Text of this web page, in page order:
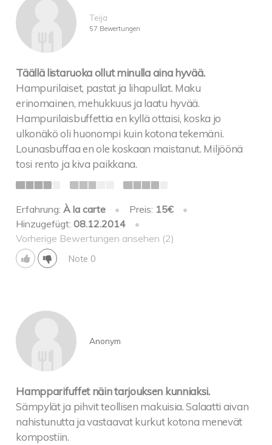
Teija
57 Bewertungen
Täällä listaruoka ollut minulla aina hyvää.
Hampurilaiset, pastat ja lihapullat. Maku
erinomainen, mehukkuus ja laatu hyvää.
Hampurilaisbuffettia en kyllä ottaisi, koska jo
ulkonäkö oli huonompi kuin kotona tekemäni.
Lounasbuffaa en ole koskaan maistanut. Miljöönä
tosi rento ja kiva paikkana.
Erfahrung:À la carte • Preis: 15€
•
Hinzugefügt:08.12.2014
•
Vorherige Bewertungen ansehen (2)
Note 0
Anonym
Hampparifuffet näin tarjouksen kunniaksi.
Sämpylät ja pihvit teollisen makuisia. Salaatti aivan
nahistunutta ja vastaavat kurkut kotona menevät
kompostiin.